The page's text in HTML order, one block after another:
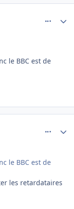
le BBC est de
le BBC est de
les retardataires